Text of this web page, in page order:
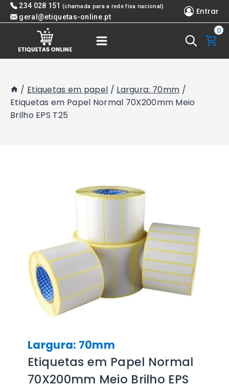
Skip 234 028 151 (chamada para a rede fixa nacional)
geral@etiquetas-online.pt
Entrar
0
/ Etiquetas em papel / Largura: 70mm /
Etiquetas em Papel Normal 70X200mm Meio
Brilho EPS T25
Largura: 70mm
Etiquetas em Papel Normal
70X200mm Meio Brilho EPS